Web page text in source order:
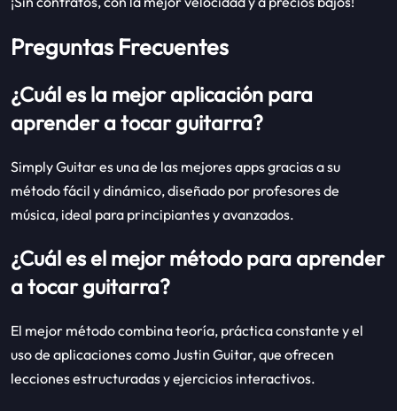
Preguntas Frecuentes
¿Cuál es la mejor aplicación para
aprender a tocar guitarra?
Simply Guitar es una de las mejores apps gracias a su
método fácil y dinámico, diseñado por profesores de
música, ideal para principiantes y avanzados.
¿Cuál es el mejor método para aprender
a tocar guitarra?
El mejor método combina teoría, práctica constante y el
uso de aplicaciones como Justin Guitar, que ofrecen
lecciones estructuradas y ejercicios interactivos.